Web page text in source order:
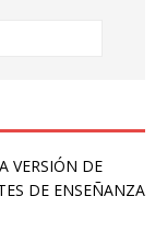
VERSIÓN DE
DE ENSEÑANZA